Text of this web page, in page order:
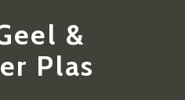
&
Plas